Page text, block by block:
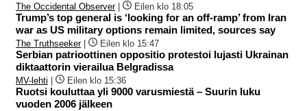
The Occidental Observer| Eilen klo 18:05
Trump’s top general is ‘looking for an off-ramp’ from Iran
war as US military options remain limited, sources say
The Truthseeker| Eilen klo 15:47
Serbian patrioottinen oppositio protestoi lujasti Ukrainan
diktaattorin vierailua Belgradissa
MV-lehti Eilen klo 15:36
Ruotsi kouluttaa yli 9000 varusmiestä – Suurin luku
vuoden 2006 jälkeen